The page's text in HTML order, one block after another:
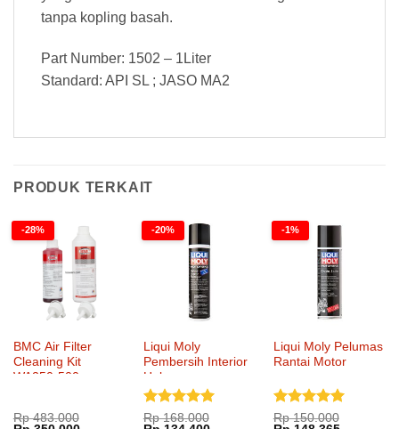
tanpa kopling basah.
Part Number: 1502 – 1Liter
Standard: API SL ; JASO MA2
PRODUK TERKAIT
-28%
BMC Air Filter
Cleaning Kit
WA250-500
Rp483.000
-20%
Liqui Moly
Pembersih Interior
Helm
Dinilai5
Rp168.000
-1%
Liqui Moly Pelumas
Rantai Motor
Dinilai5
Rp150.000